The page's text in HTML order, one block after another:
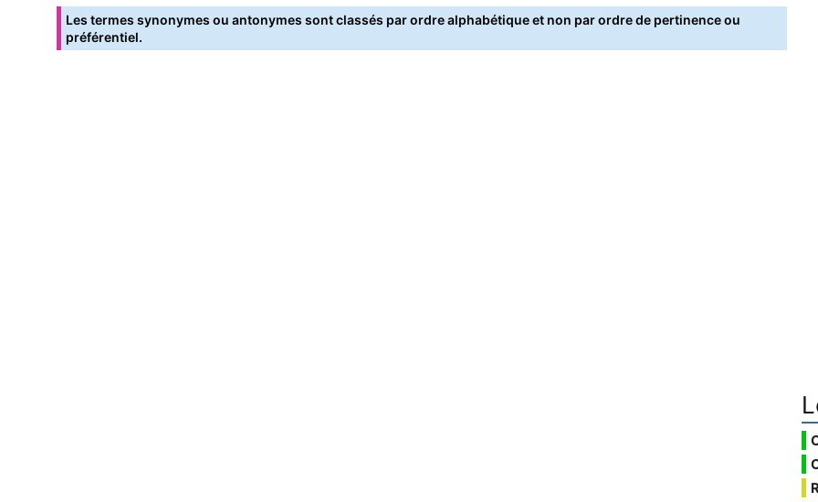
Les termes synonymes ou antonymes sont classés par ordre alphabétique et non par ordre de pertinence ou
préférentiel.